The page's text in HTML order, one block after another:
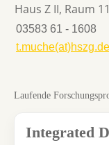
Haus Z II, Raum
03583 61 - 1608
t.muche(at)hszg.de
Laufende
Integrated